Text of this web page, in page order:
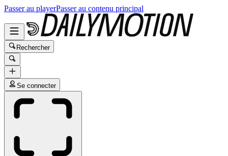
Passer au playerPasser au contenu principal
Rechercher
Se connecter